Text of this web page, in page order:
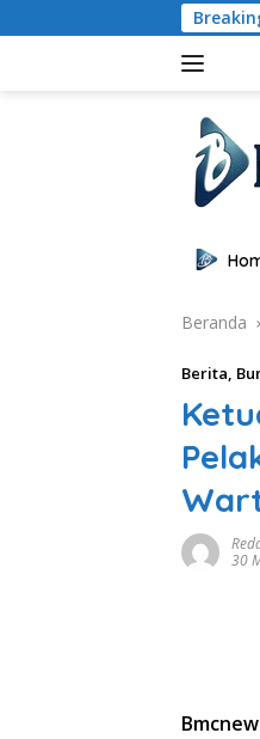
ke
Wagub
Beranda
Berita,
30